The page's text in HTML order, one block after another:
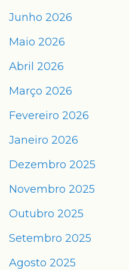
Junho 2026
Maio 2026
Abril 2026
Março 2026
Fevereiro 2026
Janeiro 2026
Dezembro 2025
Novembro 2025
Outubro 2025
Setembro 2025
Agosto 2025